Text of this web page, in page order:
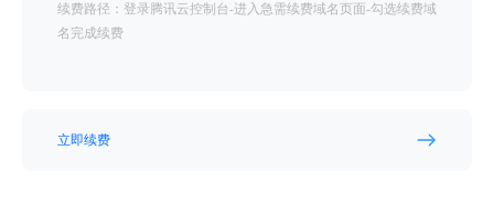
续费路径：登录腾讯云控制台-进入急需续费域名页面-勾选续费域
名完成续费
立即续费